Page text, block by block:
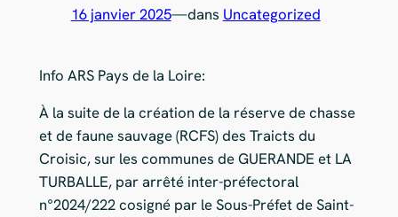
16 janvier 2025—dans Uncategorized
Info ARS Pays de la Loire:
À la suite de la création de la réserve de chasse
et de faune sauvage (RCFS) des Traicts du
Croisic, sur les communes de GUERANDE et LA
TURBALLE, par arrêté inter-préfectoral
n°2024/222 cosigné par le Sous-Préfet de Saint-